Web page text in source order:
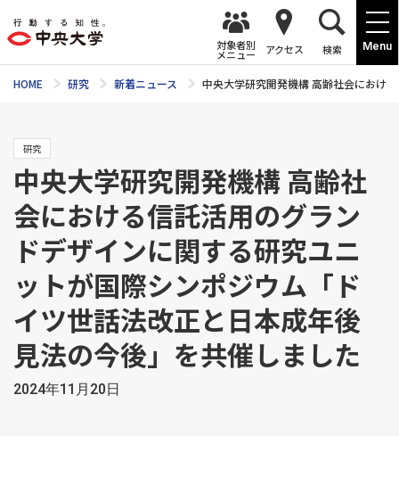
Menu
対象者別
メニュー アクセス 検索
HOME 研究 新着ニュース 中央大学研究開発機構 高齢社会におけ
研究
中央大学研究開発機構 高齢社
会における信託活用のグラン
ドデザインに関する研究ユニ
ットが国際シンポジウム「ド
イツ世話法改正と日本成年後
見法の今後」を共催しました
2024年11月20日